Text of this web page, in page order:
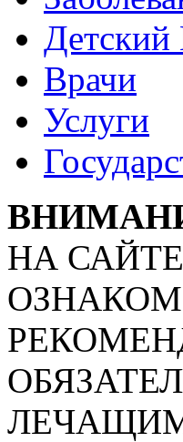
Врачи
Услуги
НА